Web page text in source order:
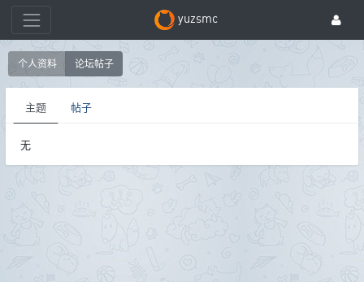
yuzsmc
个人资料 论坛帖子
主题 帖子
无